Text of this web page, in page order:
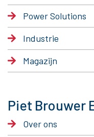
Power Solutions
Industrie
Magazijn
Piet Brouwer
Over ons